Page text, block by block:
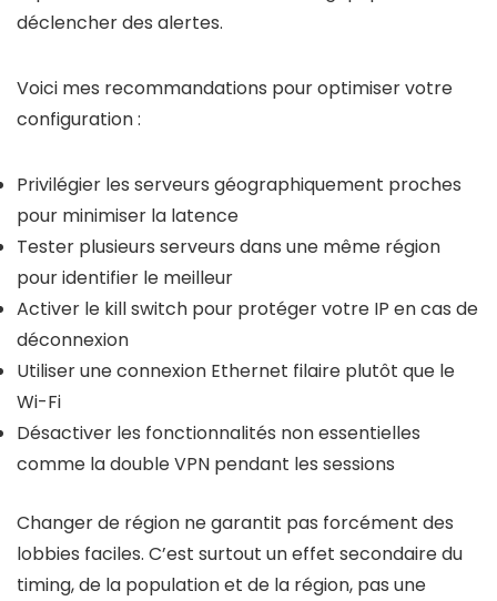
déclencher des alertes.
Voici mes recommandations pour optimiser votre
configuration :
Privilégier les serveurs géographiquement proches
pour minimiser la latence
Tester plusieurs serveurs dans une même région
pour identifier le meilleur
Activer le kill switch pour protéger votre IP en cas de
déconnexion
Utiliser une connexion Ethernet filaire plutôt que le
Wi-Fi
Désactiver les fonctionnalités non essentielles
comme la double VPN pendant les sessions
Changer de région ne garantit pas forcément des
lobbies faciles. C’est surtout un effet secondaire du
timing, de la population et de la région, pas une